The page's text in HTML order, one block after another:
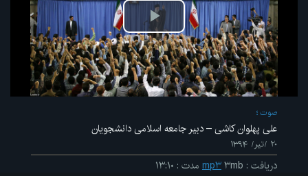
پخش
ویدیو
صوت
علی پهلوان کاشی – دبیر جامعه اسلامی دانشجویان
۲۰ /تیر/ ۱۳۹۴
دریافت : mp۳۳mb مدت : ۱۳:۱۰